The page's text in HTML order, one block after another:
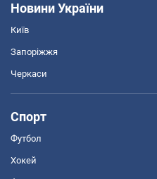
Новини України
Київ
Запоріжжя
Черкаси
Спорт
Футбол
Хокей